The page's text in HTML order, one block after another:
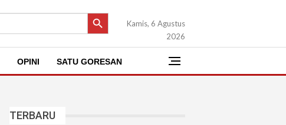
SEARCH BUTTON
Kamis, 6 Agustus
2026
OPINI SATU GORESAN
TERBARU